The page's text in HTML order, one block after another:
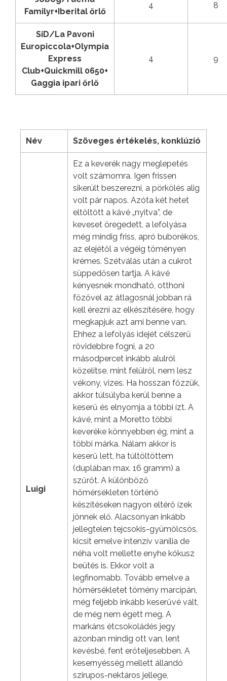
Familyr+Iberital őrlő
4 8
SiD/La Pavoni
Europiccola+Olympia
Express
Club+Quickmill 0650+
Gaggia ipari őrlő
4 9
Név Szöveges értékelés, konklúzió
Luigi
Ez a keverék nagy meglepetés
volt számomra. Igen frissen
sikerült beszerezni, a pörkölés alig
volt pár napos. Azóta két hetet
eltöltött a kávé „nyitva”, de
keveset öregedett, a lefolyása
még mindig friss, apró buborékos,
az elejétől a végéig töményen
krémes. Szétválás után a cukrot
süppedősen tartja. A kávé
kényesnek mondható, otthoni
főzővel az átlagosnál jobban rá
kell érezni az elkészítésére, hogy
megkapjuk azt ami benne van.
Ehhez a lefolyás idejét célszerű
rövidebbre fogni, a 20
másodpercet inkább alulról
közelítse, mint felülről, nem lesz
vékony, vizes. Ha hosszan főzzük,
akkor túlsúlyba kerül benne a
keserű és elnyomja a többi ízt. A
kávé, mint a Moretto többi
keveréke könnyebben ég, mint a
többi márka. Nálam akkor is
keserű lett, ha túltöltöttem
(duplában max. 16 gramm) a
szűrőt. A különböző
hőmérsékleten történő
készítéseken nagyon eltérő ízek
jönnek elő. Alacsonyan inkább
jellegtelen tejcsokis-gyümölcsös,
kicsit emelve intenzív vanília de
néha volt mellette enyhe kókusz
beütés is. Ekkor volt a
legfinomabb. Tovább emelve a
hőmérsékletet tömény marcipán,
még feljebb inkább keserűvé vált,
de még nem égett meg. A
markáns étcsokoládés jegy
azonban mindig ott van, lent
kevésbé, fent erőteljesebben. A
kesernyésség mellett állandó
szirupos-nektáros jellege,